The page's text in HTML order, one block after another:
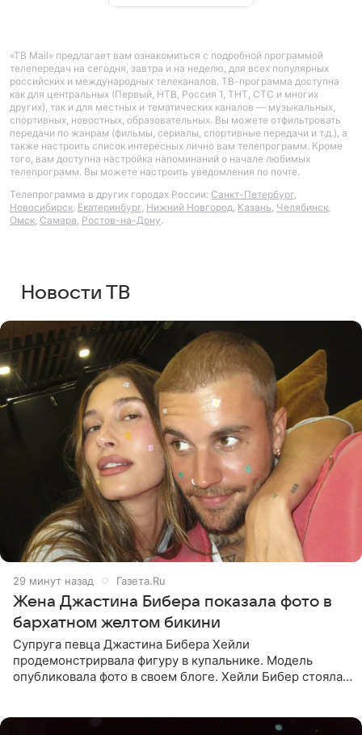
«ТВ Mail» предлагает вам ознакомиться с подробной программой
телепередач на сегодня, завтра и на неделю, для всех популярных
российских и международных телеканалов. ТВ-программа доступна
как для центральных (Первый, НТВ, Россия 1, ТНТ, СТС и многих
других), так и для местных и тематических каналов — музыкальных,
спортивных, новостных, образовательных. Вы можете отфильтровать
передачи по жанрам (фильмы, сериалы, спортивные передачи и т.д.), а
также настроить список интересных лично вам телепрограмм. Кроме
того, вам доступна настройка напоминаний о начале любимых
телепрограмм. Вы можете настроить уведомления по почте.
Телепрограмма в других городах России: Санкт-Петербург,
Новосибирск, Екатеринбург, Нижний Новгород, Казань, Челябинск,
Омск, Самара, Ростов-на-Дону.
Новости ТВ
29 минут назад Газета.Ru
Жена Джастина Бибера показала фото в
бархатном желтом бикини
Супруга певца Джастина Бибера Хейли
продемонстрирвала фигуру в купальнике. Модель
опубликовала фото в своем блоге. Хейли Бибер стояла